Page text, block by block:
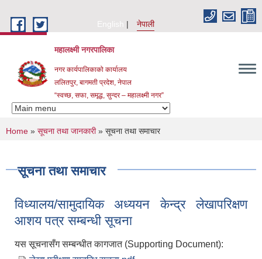
English
नेपाली
महालक्ष्मी नगरपालिका
नगर कार्यपालिकाको कार्यालय
ललितपुर, बागमती प्रदेश, नेपाल
“स्वच्छ, सफा, समृद्ध, सुन्दर – महालक्ष्मी नगर”
You are here
Home » सूचना तथा जानकारी» सूचना तथा समाचार
सूचना तथा समाचार
विध्यालय/सामुदायिक अध्ययन केन्द्र लेखापरिक्षण
आशय पत्र सम्बन्धी सूचना
यस सूचनासँग सम्बन्धीत कागजात (Supporting Document):